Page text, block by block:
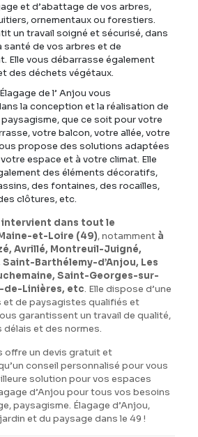
et d’abattage de vos arbres,
ornementaux ou forestiers.
un travail soigné et sécurisé, dans
santé de vos arbres et de
Elle vous débarrasse également
des déchets végétaux.
de l’ Anjou vous
la conception et la réalisation de
que ce soit pour votre
votre balcon, votre allée, votre
propose des solutions adaptées
espace et à votre climat. Elle
des éléments décoratifs,
des fontaines, des rocailles,
clôtures, etc.
dans tout le
et-Loire (49), notamment à
Avrillé, Montreuil-Juigné,
Barthélemy-d’Anjou, Les
Saint-Georges-sur-
de-Linières, etc. Elle dispose d’une
et de paysagistes qualifiés et
garantissent un travail de qualité,
et des normes.
offre un devis gratuit et
conseil personnalisé pour vous
solution pour vos espaces
d’Anjou pour tous vos besoins
paysagisme. Élagage d’Anjou,
et du paysage dans le 49 !